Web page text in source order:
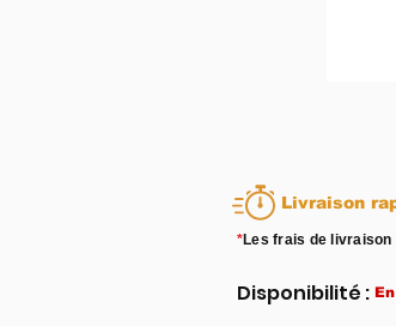
*Les frais de
Disponibilité :